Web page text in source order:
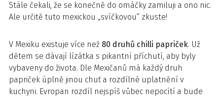
Stále čekali, že se konečně do omáčky zamiluji a ono nic.
Ale určitě tuto mexickou „svíčkovou“ zkuste!
V Mexiku existuje více než 80 druhů chilli papriček. Už
dětem se dávají lízátka s pikantní příchutí, aby byly
vybaveny do života. Dle Mexičanů má každý druh
papriček úplně jinou chuť a rozdílné uplatnění v
kuchyni. Evropan rozdíl nejspíš vůbec nepocítí a bude